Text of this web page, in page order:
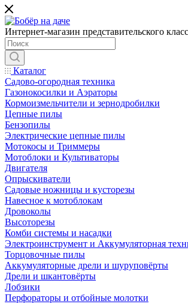
Интернет-магазин представительского
Каталог
Садово-огородная техника
Газонокосилки и Аэраторы
Кормоизмельчители и зернодробилки
Цепные пилы
Бензопилы
Электрические цепные пилы
Мотокосы и Триммеры
Мотоблоки и Культиваторы
Двигателя
Опрыскиватели
Садовые ножницы и кусторезы
Навесное к мотоблокам
Дровоколы
Высоторезы
Комби системы и насадки
Электроинструмент и Аккумуляторная
Торцовочные пилы
Аккумуляторные дрели и шуруповёрты
Дрели и шкантовёрты
Лобзики
Перфораторы и отбойные молотки